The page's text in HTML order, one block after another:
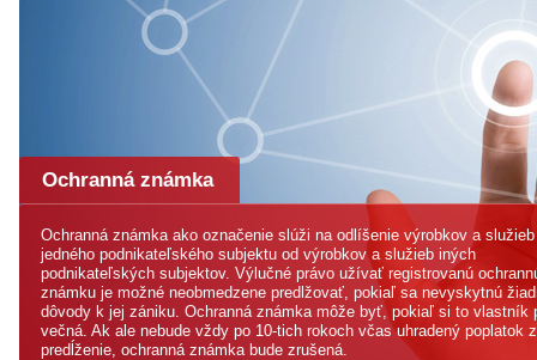
Ochranná známka
Ochranná známka ako označenie slúži na odlíšenie výrobkov a služieb
jedného podnikateľského subjektu od výrobkov a služieb iných
podnikateľských subjektov. Výlučné právo užívať registrovanú
známku je možné neobmedzene predlžovať, pokiaľ sa nevyskytnú
dôvody k jej zániku. Ochranná známka môže byť, pokiaľ si to vlastník
večná. Ak ale nebude vždy po 10-tich rokoch včas uhradený poplatok
predĺženie, ochranná známka bude zrušená.